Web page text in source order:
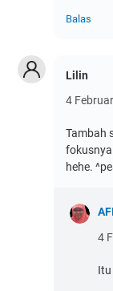
Balas
Lilin
4
Tambah
hehe.
4